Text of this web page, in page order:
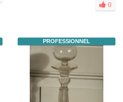
0
PROFESSIONNEL